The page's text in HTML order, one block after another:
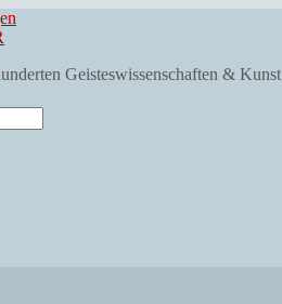
Geisteswissenschaften & Kunst